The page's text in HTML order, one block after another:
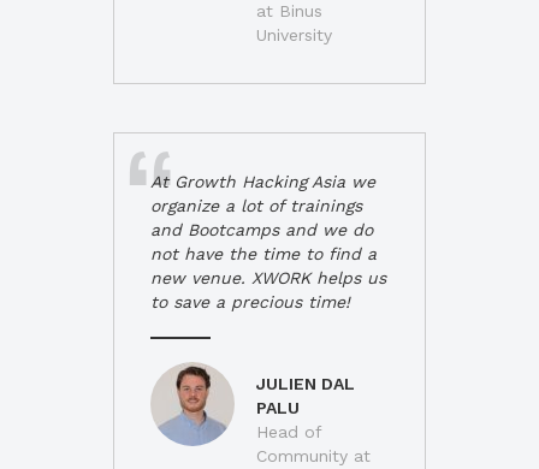
at Binus
University
At Growth Hacking Asia we
organize a lot of trainings
and Bootcamps and we do
not have the time to find a
new venue. XWORK helps us
to save a precious time!
JULIEN DAL
PALU
Head of
Community at